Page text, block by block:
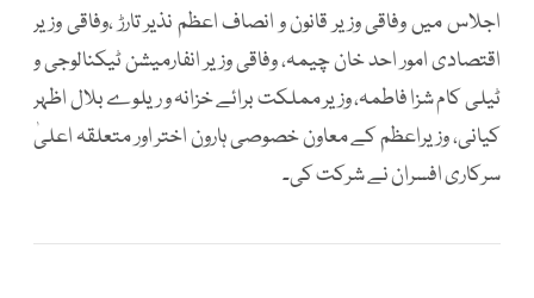
اجلاس میں وفاقی وزیر قانون و انصاف اعظم نذیر تارڑ ،وفاقی وزیر
اقتصادی امور احد خان چیمہ، وفاقی وزیر انفارمیشن ٹیکنالوجی و
ٹیلی کام شزا فاطمہ، وزیر مملکت برائے خزانہ و ریلوے بلال اظہر
کیانی، وزیراعظم کے معاون خصوصی ہارون اختر اور متعلقہ اعلیٰ
سرکاری افسران نے شرکت کی۔